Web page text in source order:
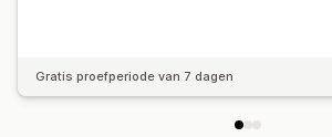
Gratis proefperiode van 7 dagen